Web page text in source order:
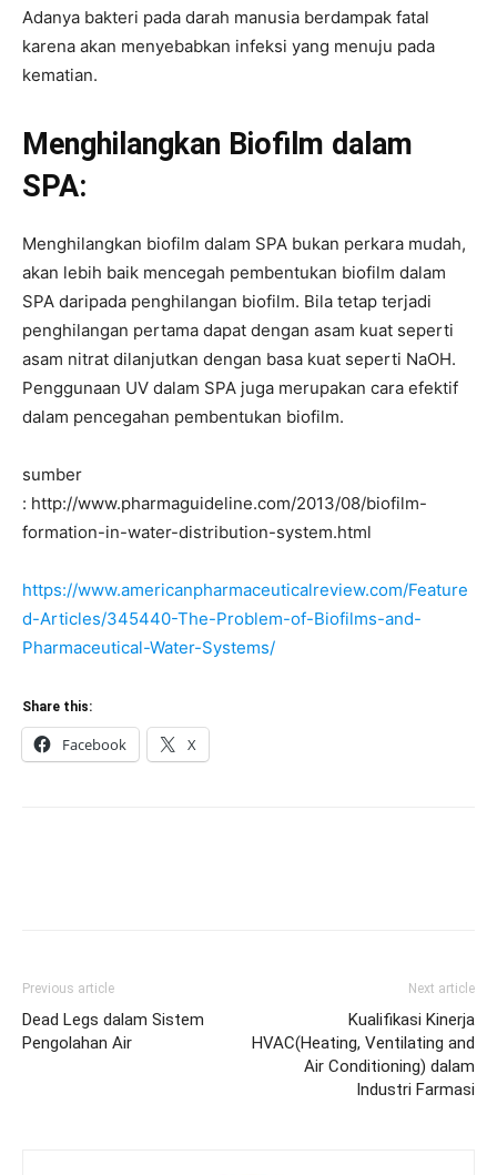
Adanya bakteri pada darah manusia berdampak fatal
karena akan menyebabkan infeksi yang menuju pada
kematian.
Menghilangkan Biofilm dalam
SPA:
Menghilangkan biofilm dalam SPA bukan perkara mudah,
akan lebih baik mencegah pembentukan biofilm dalam
SPA daripada penghilangan biofilm. Bila tetap terjadi
penghilangan pertama dapat dengan asam kuat seperti
asam nitrat dilanjutkan dengan basa kuat seperti NaOH.
Penggunaan UV dalam SPA juga merupakan cara efektif
dalam pencegahan pembentukan biofilm.
sumber
: http://www.pharmaguideline.com/2013/08/biofilm-
formation-in-water-distribution-system.html
https://www.americanpharmaceuticalreview.com/Feature
d-Articles/345440-The-Problem-of-Biofilms-and-
Pharmaceutical-Water-Systems/
Share this:
Facebook X
Previous article
Dead Legs dalam Sistem
Pengolahan Air
Next article
Kualifikasi Kinerja
HVAC(Heating, Ventilating and
Air Conditioning) dalam
Industri Farmasi